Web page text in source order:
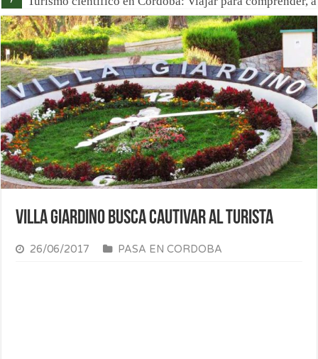
Villa Giardino busca cautivar al turista
26/06/2017 PASA EN CORDOBA